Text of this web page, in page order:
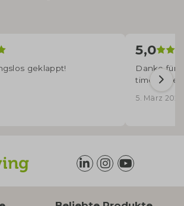
geklappt!
5,0
Danke für
time
5. März 2026